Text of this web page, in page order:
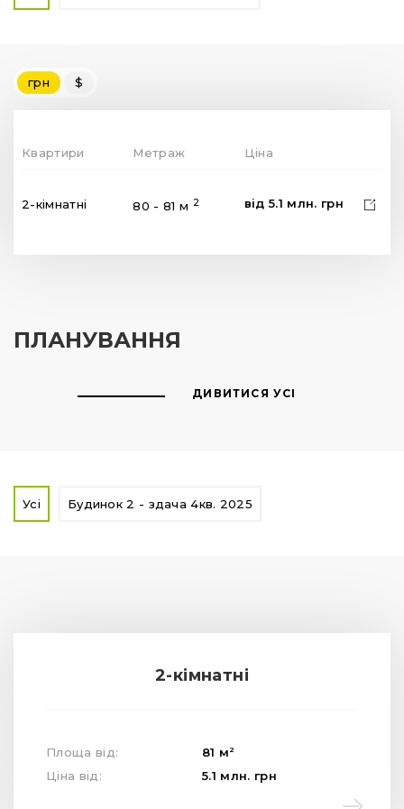
грн $
Квартири Метраж Ціна
2-кімнатні 80 - 81 м 2 від5.1 млн. грн
ПЛАНУВАННЯ
ДИВИТИСЯ УСІ
Усі Будинок 2 - здача 4кв. 2025
2-кімнатні
Площа від: 81 м 2
Ціна від: 5.1 млн. грн